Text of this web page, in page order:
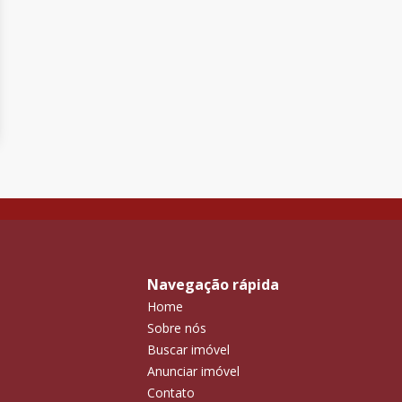
Navegação rápida
Home
Sobre nós
Buscar imóvel
Anunciar imóvel
Contato